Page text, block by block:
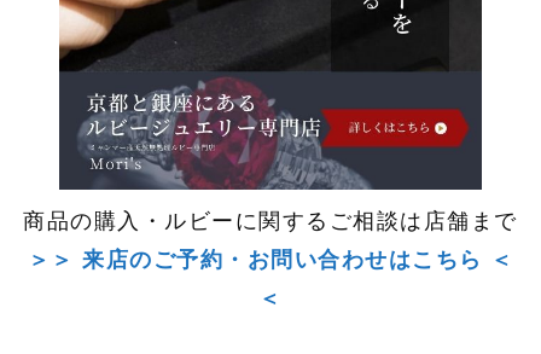
商品の購入・ルビーに関するご相談は店舗まで
＞＞ 来店のご予約・お問い合わせはこちら ＜
＜